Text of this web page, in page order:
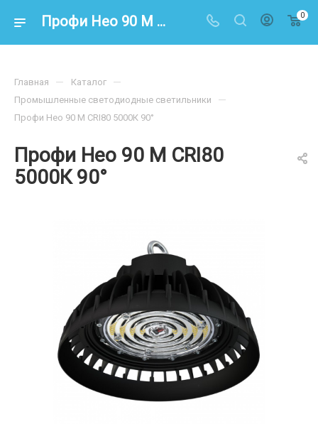
Профи Нео 90 M CRI80 5000К 90° 0
Профи Нео 90 M CRI80
5000К 90°
Главная — Каталог —
Промышленные светодиодные светильники —
Профи Нео 90 M CRI80 5000К 90°